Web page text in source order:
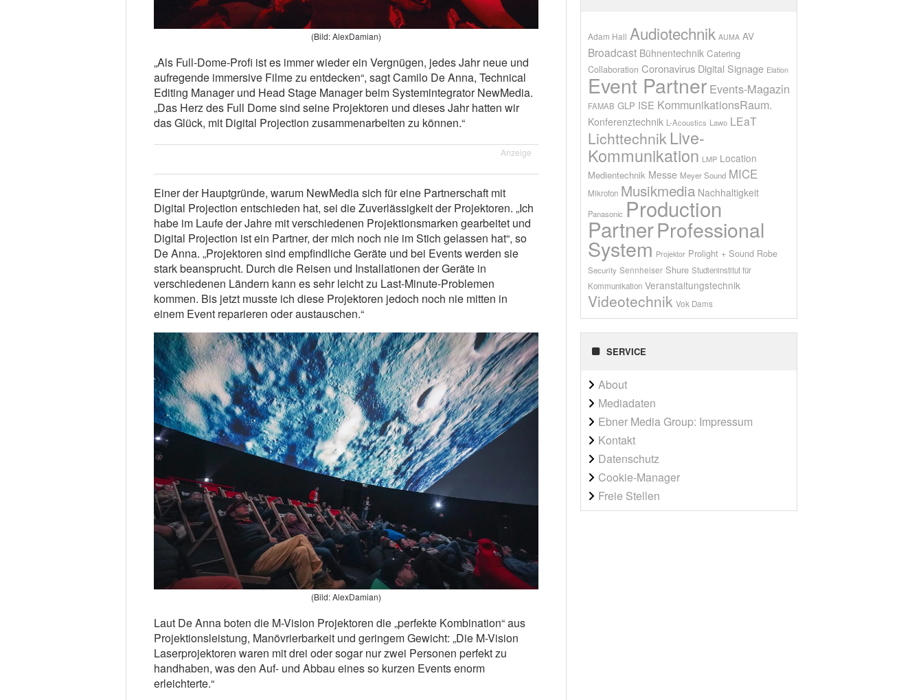
(Bild: AlexDamian)
„Als Full-Dome-Profi ist es immer wieder ein Vergnügen, jedes Jahr neue und
aufregende immersive Filme zu entdecken“, sagt Camilo De Anna, Technical
Editing Manager und Head Stage Manager beim Systemintegrator NewMedia.
„Das Herz des Full Dome sind seine Projektoren und dieses Jahr hatten wir
das Glück, mit Digital Projection zusammenarbeiten zu können.“
Anzeige
Einer der Hauptgründe, warum NewMedia sich für eine Partnerschaft mit
Digital Projection entschieden hat, sei die Zuverlässigkeit der Projektoren. „Ich
habe im Laufe der Jahre mit verschiedenen Projektionsmarken gearbeitet und
Digital Projection ist ein Partner, der mich noch nie im Stich gelassen hat“, so
De Anna. „Projektoren sind empfindliche Geräte und bei Events werden sie
stark beansprucht. Durch die Reisen und Installationen der Geräte in
verschiedenen Ländern kann es sehr leicht zu Last-Minute-Problemen
kommen. Bis jetzt musste ich diese Projektoren jedoch noch nie mitten in
einem Event reparieren oder austauschen.“
(Bild: AlexDamian)
Laut De Anna boten die M-Vision Projektoren die „perfekte Kombination“ aus
Projektionsleistung, Manövrierbarkeit und geringem Gewicht: „Die M-Vision
Laserprojektoren waren mit drei oder sogar nur zwei Personen perfekt zu
handhaben, was den Auf- und Abbau eines so kurzen Events enorm
erleichterte.“
Adam Hall Audiotechnik AUMA AV
Broadcast Bühnentechnik Catering
Collaboration Coronavirus Digital Signage Elation
Event Partner Events-Magazin
FAMAB GLP ISE KommunikationsRaum.
Konferenztechnik L-Acoustics Lawo LEaT
Lichttechnik Live-
Kommunikation LMP Location
Medientechnik Messe Meyer Sound MICE
Mikrofon Musikmedia Nachhaltigkeit
Panasonic Production
PartnerProfessional
System Projektor Prolight + Sound Robe
Security Sennheiser Shure Studieninstitut für
Kommunikation Veranstaltungstechnik
Videotechnik Vok Dams
SERVICE
About
Mediadaten
Ebner Media Group: Impressum
Kontakt
Datenschutz
Cookie-Manager
Freie Stellen